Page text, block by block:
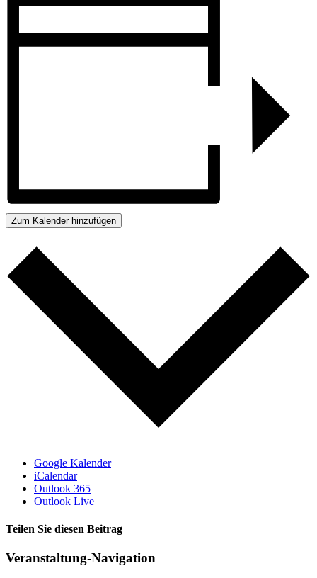
Zum Kalender hinzufügen
Google Kalender
iCalendar
Outlook 365
Outlook Live
Teilen Sie diesen Beitrag
Facebook
Veranstaltung-Navigation